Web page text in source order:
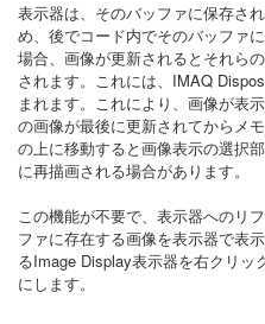
表示器は、そのバッファに保存さ
め、後でコード内でそのバッファ
場合、画像が更新されるとそれら
されます。これには、IMAQ
まれます。これにより、画像が表
の画像が最後に更新されてからメ
の上に移動すると画像表示の選択
に再描画される場合があります。
この機能が不要で、表示器へのリ
ファに存在する画像を表示器で表
るImage Display表示器を右クリッ
にします。